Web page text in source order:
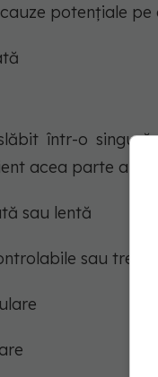
potențiale
într-o
acea parte a
sau lentă
sau